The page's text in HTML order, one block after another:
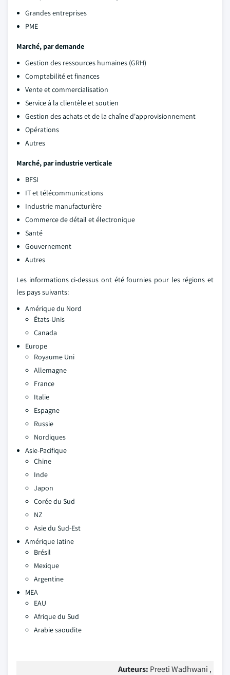
Grandes entreprises
PME
Marché, par demande
Gestion des ressources humaines (GRH)
Comptabilité et finances
Vente et commercialisation
Service à la clientèle et soutien
Gestion des achats et de la chaîne d'approvisionnement
Opérations
Autres
Marché, par industrie verticale
BFSI
IT et télécommunications
Industrie manufacturière
Commerce de détail et électronique
Santé
Gouvernement
Autres
Les informations ci-dessus ont été fournies pour les régions et
les pays suivants:
Amérique du Nord
États-Unis
Canada
Europe
Royaume Uni
Allemagne
France
Italie
Espagne
Russie
Nordiques
Asie-Pacifique
Chine
Inde
Japon
Corée du Sud
NZ
Asie du Sud-Est
Amérique latine
Brésil
Mexique
Argentine
MEA
EAU
Afrique du Sud
Arabie saoudite
Auteurs: Preeti Wadhwani ,